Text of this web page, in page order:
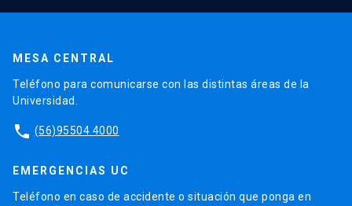
MESA CENTRAL
Teléfono para comunicarse con las distintas áreas de la
Universidad.
phone (56)95504 4000
EMERGENCIAS UC
Teléfono en caso de accidente o situación que ponga en